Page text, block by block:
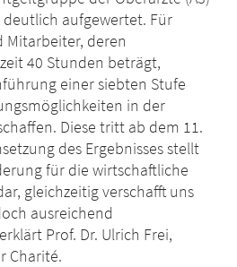
aufgewertet. Für
deren
40 Stunden beträgt,
einer siebten Stufe
in der
Diese tritt ab dem 11.
des Ergebnisses stellt
für die wirtschaftliche
gleichzeitig verschafft uns
ausreichend
Prof. Dr. Ulrich Frei,
Charité.